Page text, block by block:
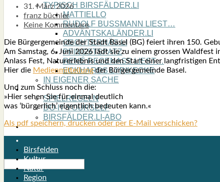
TYPISCH BIRSFÄLDER.LI
MATTIELLO
RUDOLF BUSS­MANN LIEST…
ADVÄNTSKALÄNDER.LI
OSCHTERHÄS.LI
PFINGST­SPATZ
RENÉ REGEN­ASS LIEST…
ECK­HARDS LYRIK­ECKE
IN EIGE­NER SACHE
SO GOOT’S
SPIEL­RE­GELN
DO-IT-YOUR­S­ELF
BIRSFÄLDER.LI-ABO
SHOUT­BOX
31. März 2026
franz büchler
Keine Kommentare
Die Bürgergemeinde der Stadt Basel (BG) fei­ert ihren 150.
Am Sams­tag, 6. Juni 2026 lädt sie zu einem gros­sen
Anlass Fest, Natur­er­leb­nis und den Start einer lang­fris­ti­gen
Hier die Medi­en­mit­tei­lungder Bür­ger­ge­mein­de Basel.
Und zum Schluss noch die:
»Hier sehen Sie für ein­mal deut­lich
was ‘bür­ger­lich’ eigent­lich bedeu­ten kann.«
Als pdf speichern, drucken oder per E-Mail verschicken?
Birsfelden
Kultur
Natur
Region